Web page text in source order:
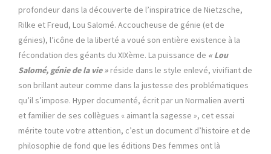
profondeur dans la découverte de l’inspiratrice de Nietzsche,
Rilke et Freud, Lou Salomé. Accoucheuse de génie (et de
génies), l’icône de la liberté a voué son entière existence à la
fécondation des géants du XIXème. La puissance de « Lou
Salomé, génie de la vie » réside dans le style enlevé, vivifiant de
son brillant auteur comme dans la justesse des problématiques
qu’il s’impose. Hyper documenté, écrit par un Normalien averti
et familier de ses collègues « aimant la sagesse », cet essai
mérite toute votre attention, c’est un document d’histoire et de
philosophie de fond que les éditions Des femmes ont là